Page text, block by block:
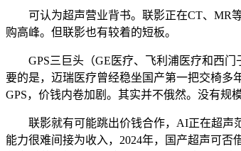
可认为超声营业背书。联影正在CT、MR等
购高峰。但联影也有较着的短板。
GPS三巨头（GE医疗、飞利浦医疗和西门
要的是，迈瑞医疗曾经稳坐国产第一把交椅
GPS，价钱内卷加剧。其实并不俄然。没有规
联影就有可能跳出价钱合作，AI正在超声范
能力很难间接为收入，2024年，国产超声可